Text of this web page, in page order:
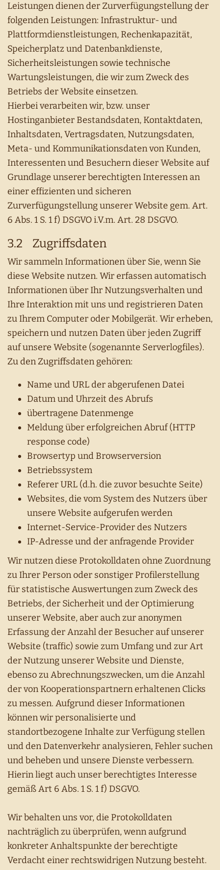
Leistungen dienen der Zurverfügungstellung der
folgenden Leistungen: Infrastruktur- und
Plattformdienstleistungen, Rechenkapazität,
Speicherplatz und Datenbankdienste,
Sicherheitsleistungen sowie technische
Wartungsleistungen, die wir zum Zweck des
Betriebs der Website einsetzen.
Hierbei verarbeiten wir, bzw. unser
Hostinganbieter Bestandsdaten, Kontaktdaten,
Inhaltsdaten, Vertragsdaten, Nutzungsdaten,
Meta- und Kommunikationsdaten von Kunden,
Interessenten und Besuchern dieser Website auf
Grundlage unserer berechtigten Interessen an
einer effizienten und sicheren
Zurverfügungstellung unserer Website gem. Art.
6 Abs. 1 S. 1 f) DSGVO i.V.m. Art. 28 DSGVO.
3.2 Zugriffsdaten
Wir sammeln Informationen über Sie, wenn Sie
diese Website nutzen. Wir erfassen automatisch
Informationen über Ihr Nutzungsverhalten und
Ihre Interaktion mit uns und registrieren Daten
zu Ihrem Computer oder Mobilgerät. Wir erheben,
speichern und nutzen Daten über jeden Zugriff
auf unsere Website (sogenannte Serverlogfiles).
Zu den Zugriffsdaten gehören:
Name und URL der abgerufenen Datei
Datum und Uhrzeit des Abrufs
übertragene Datenmenge
Meldung über erfolgreichen Abruf (HTTP
response code)
Browsertyp und Browserversion
Betriebssystem
Referer URL (d.h. die zuvor besuchte Seite)
Websites, die vom System des Nutzers über
unsere Website aufgerufen werden
Internet-Service-Provider des Nutzers
IP-Adresse und der anfragende Provider
Wir nutzen diese Protokolldaten ohne Zuordnung
zu Ihrer Person oder sonstiger Profilerstellung
für statistische Auswertungen zum Zweck des
Betriebs, der Sicherheit und der Optimierung
unserer Website, aber auch zur anonymen
Erfassung der Anzahl der Besucher auf unserer
Website (traffic) sowie zum Umfang und zur Art
der Nutzung unserer Website und Dienste,
ebenso zu Abrechnungszwecken, um die Anzahl
der von Kooperationspartnern erhaltenen Clicks
zu messen. Aufgrund dieser Informationen
können wir personalisierte und
standortbezogene Inhalte zur Verfügung stellen
und den Datenverkehr analysieren, Fehler suchen
und beheben und unsere Dienste verbessern.
Hierin liegt auch unser berechtigtes Interesse
gemäß Art 6 Abs. 1 S. 1 f) DSGVO.
Wir behalten uns vor, die Protokolldaten
nachträglich zu überprüfen, wenn aufgrund
konkreter Anhaltspunkte der berechtigte
Verdacht einer rechtswidrigen Nutzung besteht.